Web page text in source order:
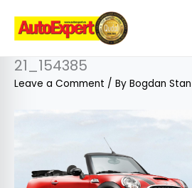
content
21_154385
Leave a Comment / By Bogdan Stan